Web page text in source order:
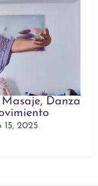
Danza
15, 2025